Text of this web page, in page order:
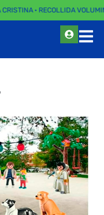
· RECOLLIDA